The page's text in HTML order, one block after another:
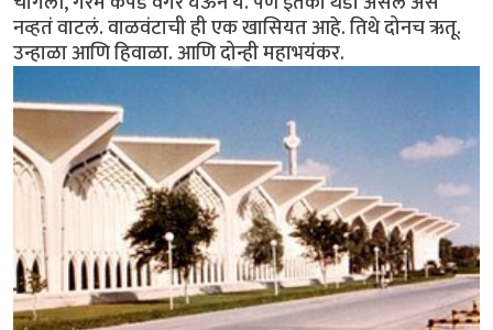
नव्हतं वाटलं. वाळवंटाची ही एक खासियत आहे. तिथे दोनच ऋतू.
उन्हाळा आणि हिवाळा. आणि दोन्ही महाभयंकर.